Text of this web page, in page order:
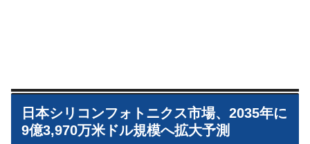
日本シリコンフォトニクス市場、2035年に
9億3,970万米ドル規模へ拡大予測